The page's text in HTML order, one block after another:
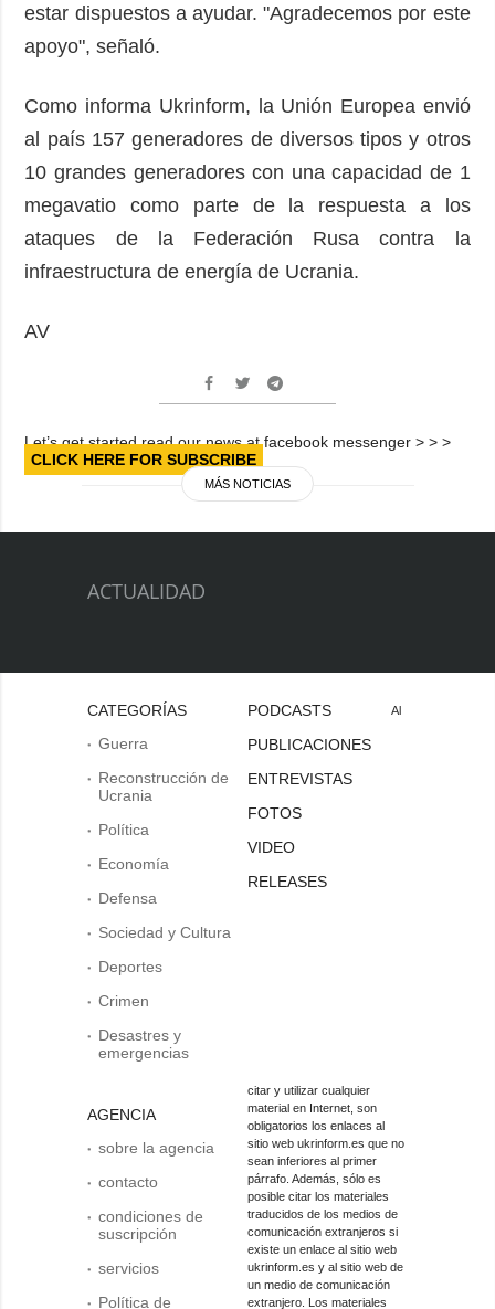
estar dispuestos a ayudar. "Agradecemos por este
apoyo", señaló.
Como informa Ukrinform, la Unión Europea envió
al país 157 generadores de diversos tipos y otros
10 grandes generadores con una capacidad de 1
megavatio como parte de la respuesta a los
ataques de la Federación Rusa contra la
infraestructura de energía de Ucrania.
AV
Let’s get started read our news at facebook messenger > > >
CLICK HERE FOR SUBSCRIBE
MÁS NOTICIAS
ACTUALIDAD
CATEGORÍAS
Guerra
Reconstrucción de
Ucrania
Política
Economía
Defensa
Sociedad y Cultura
Deportes
Crimen
Desastres y
emergencias
AGENCIA
sobre la agencia
contacto
condiciones de
suscripción
servicios
Política de
PODCASTS
PUBLICACIONES
ENTREVISTAS
FOTOS
VIDEO
RELEASES
Al
citar y utilizar cualquier
material en Internet, son
obligatorios los enlaces al
sitio web ukrinform.es que no
sean inferiores al primer
párrafo. Además, sólo es
posible citar los materiales
traducidos de los medios de
comunicación extranjeros si
existe un enlace al sitio web
ukrinform.es y al sitio web de
un medio de comunicación
extranjero. Los materiales